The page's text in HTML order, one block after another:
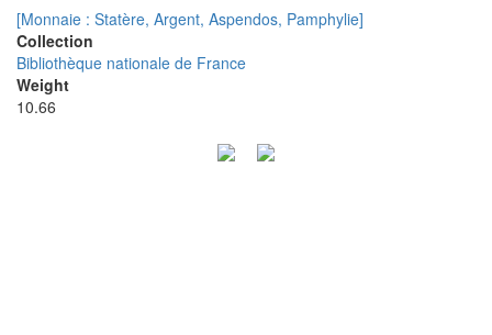
[Monnaie : Statère, Argent, Aspendos, Pamphylie]
Collection
Bibliothèque nationale de France
Weight
10.66